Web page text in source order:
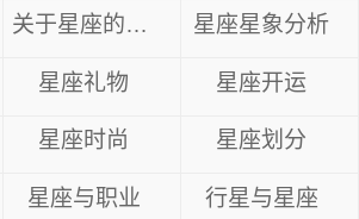
关于星座的资料 星座星象分析
星座礼物 星座开运
星座时尚 星座划分
星座与职业 行星与星座